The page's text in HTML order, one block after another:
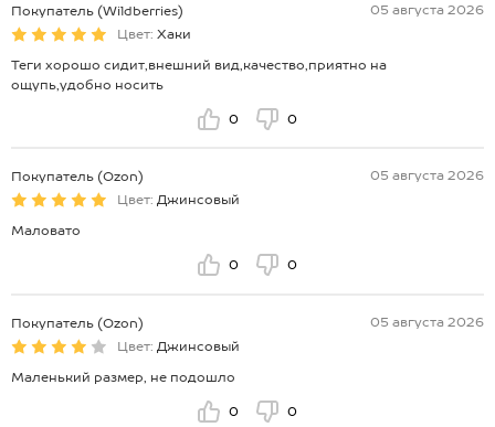
Покупатель (Wildberries)
05 августа 2026
Цвет: Хаки
Теги хорошо сидит,внешний вид,качество,приятно на
ощупь,удобно носить
0 0
Покупатель (Ozon)
05 августа 2026
Цвет: Джинсовый
Маловато
0 0
Покупатель (Ozon)
05 августа 2026
Цвет: Джинсовый
Маленький размер, не подошло
0 0